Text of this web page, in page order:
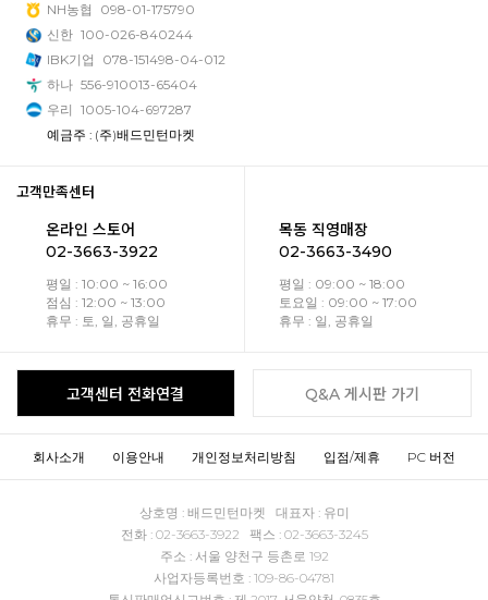
NH농협
098-01-175790
신한 100-026-840244
IBK기업
078-151498-04-012
하나 556-910013-65404
우리 1005-104-697287
예금주 : (주)배드민턴마켓
고객만족센터
온라인 스토어
02-3663-3922
평일 : 10:00 ~ 16:00
점심 : 12:00 ~ 13:00
휴무 : 토, 일, 공휴일
목동 직영매장
02-3663-3490
평일 : 09:00 ~ 18:00
토요일 : 09:00 ~ 17:00
휴무 : 일, 공휴일
고객센터 전화연결 Q&A 게시판 가기
회사소개 이용안내 개인정보처리방침 입점/제휴 PC 버전
상호명 : 배드민턴마켓 대표자 : 유미
전화 : 02-3663-3922 팩스 : 02-3663-3245
주소 : 서울 양천구 등촌로 192
사업자등록번호 : 109-86-04781